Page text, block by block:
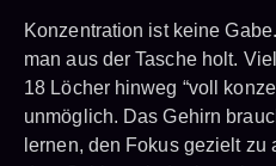
Konzentration ist keine
man aus der Tasche holt.
18 Löcher hinweg “voll
unmöglich. Das Gehirn
lernen, den Fokus gezielt zu